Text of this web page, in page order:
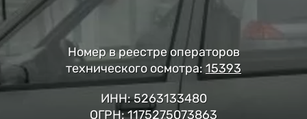
Номер в реестре операторов
технического осмотра: 15393
ИНН: 5263133480
ОГРН: 1175275073863